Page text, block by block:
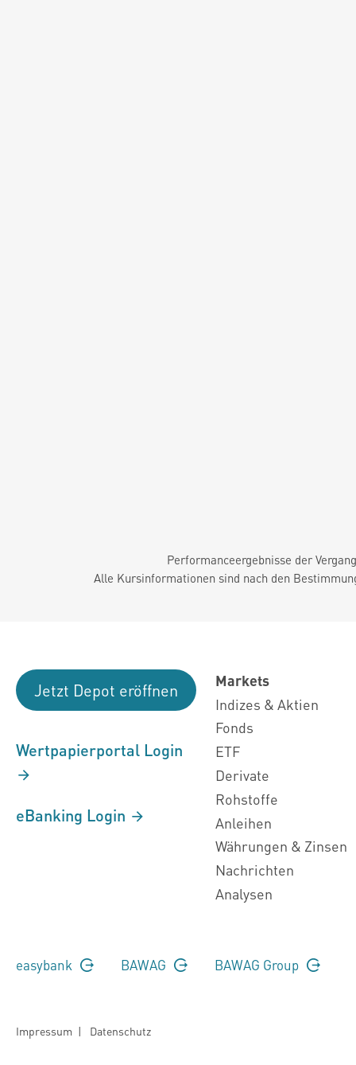
Performanceergebnisse der
Alle Kursinformationen sind nach den
Jetzt Depot eröffnen
Wertpapierportal Login
eBanking Login
Markets
Indizes & Aktien
Fonds
ETF
Derivate
Rohstoffe
Anleihen
Währungen & Zinsen
Nachrichten
Analysen
easybank BAWAG BAWAG Group
Impressum | Datenschutz